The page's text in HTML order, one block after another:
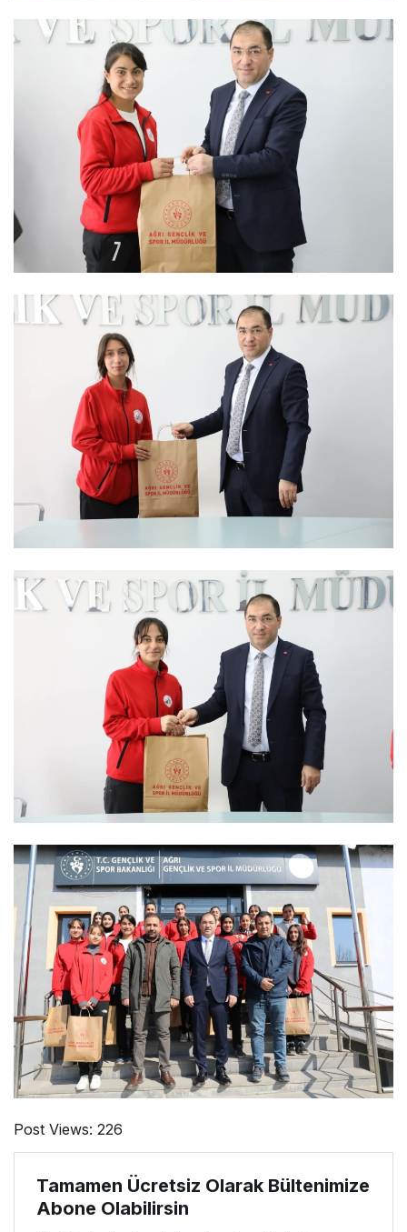
Post Views: 226
Tamamen Ücretsiz Olarak Bültenimize
Abone Olabilirsin